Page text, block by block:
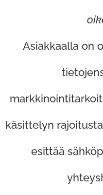
Asiakkaalla on
käsittelyn
esittää